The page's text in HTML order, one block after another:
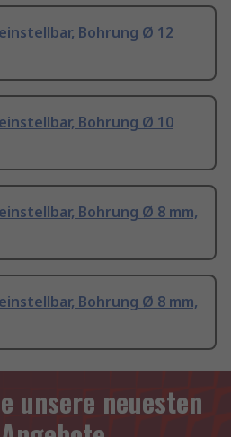
Bohrung Ø 12
Bohrung Ø 10
Bohrung Ø 8 mm,
Bohrung Ø 8 mm,
unsere neuesten